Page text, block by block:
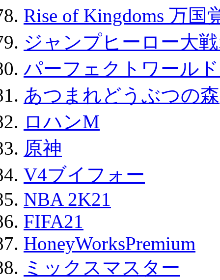
Rise of Kingdoms 万
ジャンプヒーロー大
パーフェクトワール
あつまれどうぶつの森
ロハンM
原神
V4ブイフォー
NBA 2K21
FIFA21
HoneyWorksPremium
ミックスマスター